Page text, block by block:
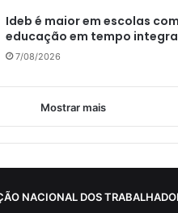
Ideb é maior em escolas com
educação em tempo
7/08/2026
Mostrar mais
NACIONAL DOS